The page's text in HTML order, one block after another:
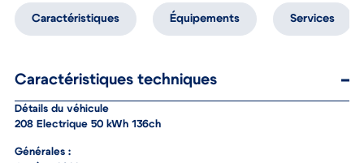
Caractéristiques Équipements Services
Caractéristiques techniques
Détails du véhicule
208 Electrique 50 kWh 136ch
Générales :